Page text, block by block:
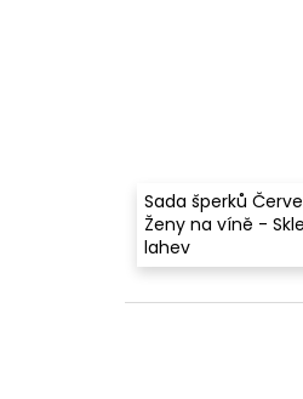
Sada šperků
Ženy na víně -
lahev